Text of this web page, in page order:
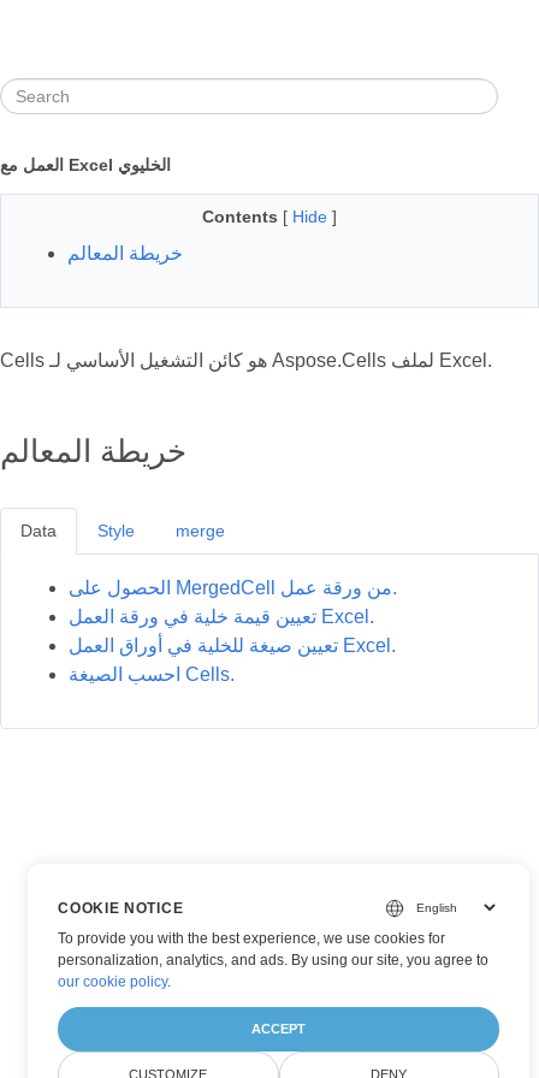
العمل مع Excel الخليوي
Contents [ Hide ]
خريطة المعالم
Cells هو كائن التشغيل الأساسي لـ Aspose.Cells لملف Excel.
خريطة المعالم
Data
الحصول على MergedCell من ورقة عمل.
تعيين قيمة خلية في ورقة العمل Excel.
تعيين صيغة للخلية في أوراق العمل Excel.
احسب الصيغة Cells.
Style merge
COOKIE NOTICE
To provide you with the best experience, we use cookies for
personalization, analytics, and ads. By using our site, you agree to
our cookie policy.
ACCEPT
CUSTOMIZE DENY